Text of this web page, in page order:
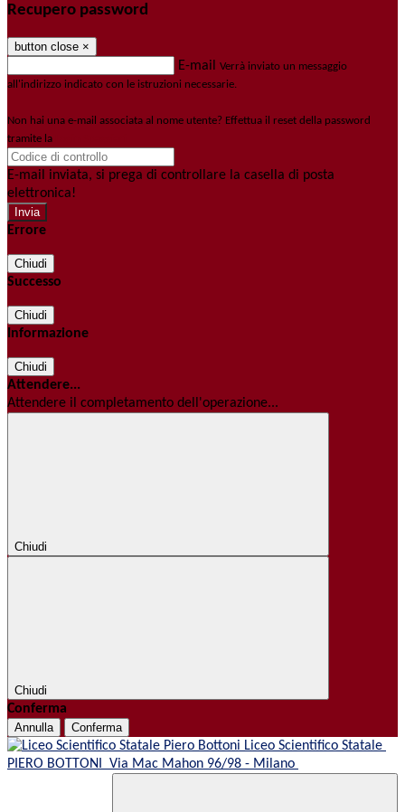
Recupero password
button close ×
E-mail Verrà inviato un messaggio
all'indirizzo indicato con le istruzioni necessarie.
Non hai una e-mail associata al nome utente? Effettua il reset della password
tramite la
E-mail inviata, si prega di controllare la casella di posta
elettronica!
Errore
Chiudi
Successo
Chiudi
Informazione
Chiudi
Attendere...
Attendere il completamento dell'operazione...
Chiudi
Chiudi
Conferma
Annulla Conferma
Liceo Scientifico Statale
PIERO BOTTONI Via Mac Mahon 96/98 - Milano